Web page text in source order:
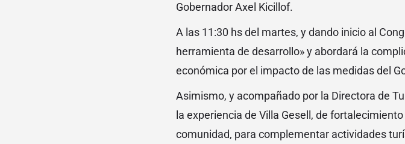
Gobernador Axel Kicillof.
A las 11:30 hs del martes, y dando inicio al
herramienta de desarrollo» y abordará la
económica por el impacto de las medidas del
Asimismo, y acompañado por la Directora de
la experiencia de Villa Gesell, de
comunidad, para complementar actividades